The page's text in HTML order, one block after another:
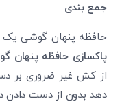
جمع‌ بندی
حافظه پنهان گوشی یک
پاکسازی حافظه پنهان
از کش غیر ضروری بر
دهد بدون از دست دادن